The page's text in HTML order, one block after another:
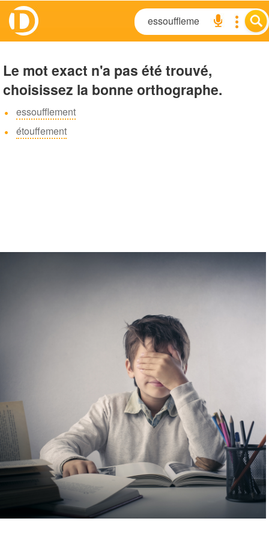
Le mot exact n'a pas été trouvé,
choisissez la bonne orthographe.
essoufflement
étouffement